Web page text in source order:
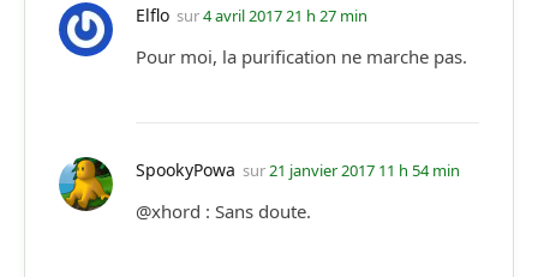
Elflo sur4 avril 2017 21 h 27 min
Pour moi, la purification ne marche pas.
SpookyPowa sur21 janvier 2017 11 h 54 min
@xhord : Sans doute.